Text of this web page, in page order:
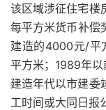
该区域涉征住宅楼
每平方米货币补偿
建造的4000元/平
平方米；1989年以
建造年代以市建委
工时间或大同日报